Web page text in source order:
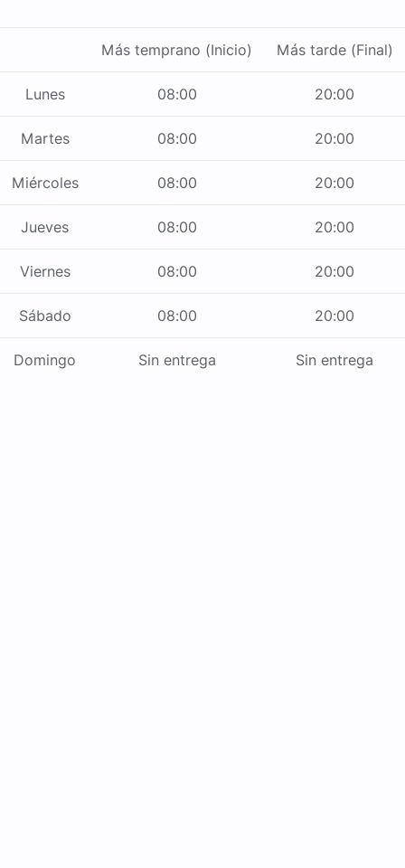
Más temprano (Inicio) Más tarde (Final)
Lunes 08:00 20:00
Martes 08:00 20:00
Miércoles 08:00 20:00
Jueves 08:00 20:00
Viernes 08:00 20:00
Sábado 08:00 20:00
Domingo Sin entrega Sin entrega